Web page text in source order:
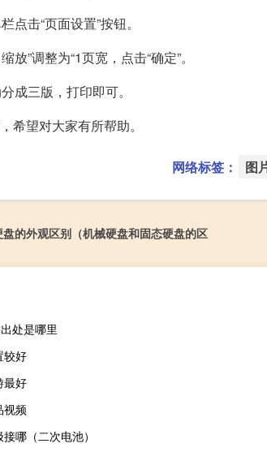
点击“页面设置”按钮。
放”调整为“1页宽，点击“确定”。
成三版，打印即可。
希望对大家有所帮助。
网络标签： 图
的外观区别（机械硬盘和固态硬盘的区
处是哪里
较好
最好
视频
哪（二次电池）